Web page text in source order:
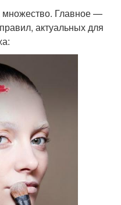
множество. Главное —
актуальных для